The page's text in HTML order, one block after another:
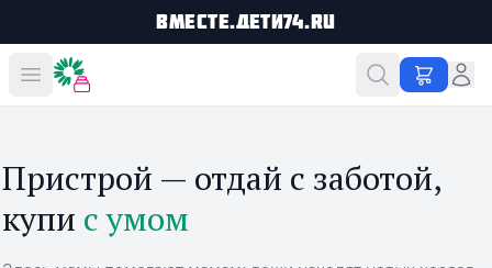
Вместе.Дети74.ru
Вместе дешевле
Пристрой — отдай с заботой,
купи с умом